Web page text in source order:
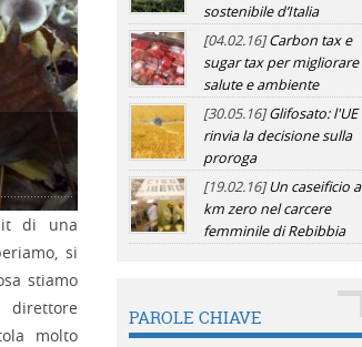
al piatto
di una
si
stiamo
molto
sostenibile d’Italia
[04.02.16]Carbon tax e
sugar tax per migliorare
salute e ambiente
[30.05.16]Glifosato: l'UE
rinvia la decisione sulla
proroga
[19.02.16]Un caseificio a
km zero nel carcere
femminile di Rebibbia
PAROLE CHIAVE